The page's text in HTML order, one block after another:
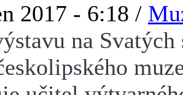
2017 - 6:18 /
na Svatých